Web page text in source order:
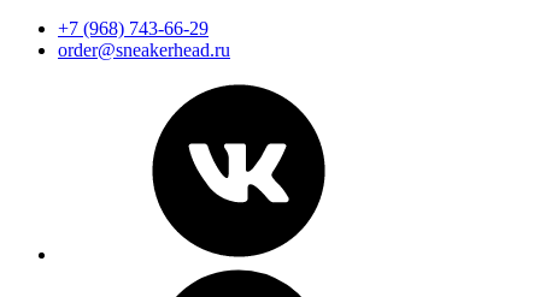
+7 (968) 743-66-29
order@sneakerhead.ru